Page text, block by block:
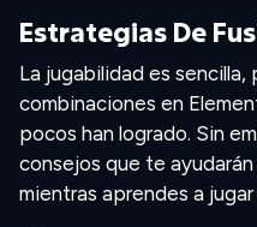
Estrategias De
La jugabilidad es sencilla,
combinaciones en
pocos han logrado. Sin
consejos que te
mientras aprendes a